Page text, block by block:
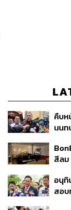
คืบห
นนท
เสีย
ราย
สีลม
อนุทิ
สอบ